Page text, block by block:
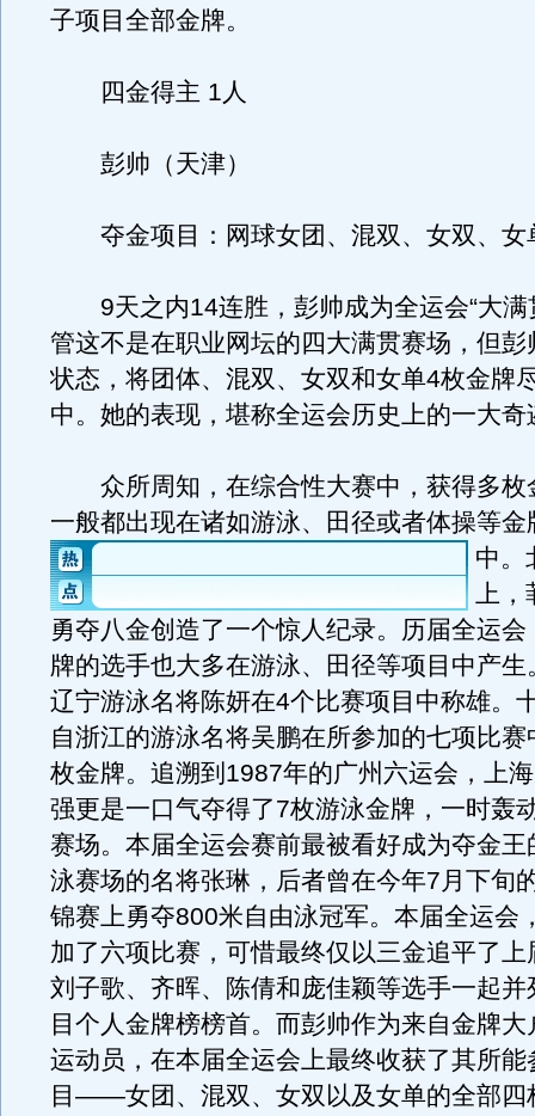
子项目全部金牌。
四金得主 1人
彭帅（天津）
夺金项目：网球女团、混双、女双、女
9天之内14连胜，彭帅成为全运会“大满
管这不是在职业网坛的四大满贯赛场，但彭
状态，将团体、混双、女双和女单4枚金牌
中。她的表现，堪称全运会历史上的一大奇
众所周知，在综合性大赛中，获得多枚
一般都出现在诸如游泳、田径或者体操等金
中。
上，
勇夺八金创造了一个惊人纪录。历届全运
牌的选手也大多在游泳、田径等项目中产生
辽宁游泳名将陈妍在4个比赛项目中称雄。
自浙江的游泳名将吴鹏在所参加的七项比
枚金牌。追溯到1987年的广州六运会，上
强更是一口气夺得了7枚游泳金牌，一时轰
赛场。本届全运会赛前最被看好成为夺金王
泳赛场的名将张琳，后者曾在今年7月下旬
锦赛上勇夺800米自由泳冠军。本届全运会
加了六项比赛，可惜最终仅以三金追平了上
刘子歌、齐晖、陈倩和庞佳颖等选手一起并
目个人金牌榜榜首。而彭帅作为来自金牌
运动员，在本届全运会上最终收获了其所能
目——女团、混双、女双以及女单的全部四